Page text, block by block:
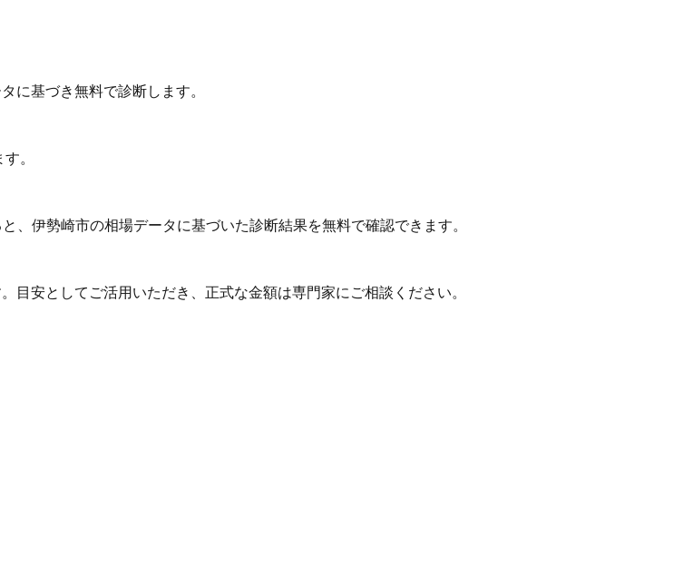
に基づき無料で診断します。
。
伊勢崎市の相場データに基づいた診断結果を無料で確認できます。
安としてご活用いただき、正式な金額は専門家にご相談ください。